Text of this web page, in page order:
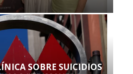
SOBRE SUICIDIOS